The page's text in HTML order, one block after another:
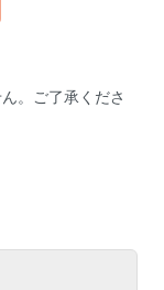
。ご了承くださ